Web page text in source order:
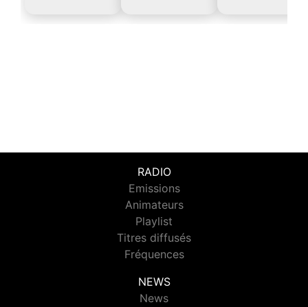
RADIO
Emissions
Animateurs
Playlist
Titres diffusés
Fréquences
NEWS
News